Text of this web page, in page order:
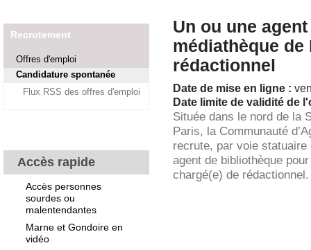
Recrutement
Offres d'emploi
Candidature spontanée
Flux RSS des offres d'emploi
Accès rapide
Accès personnes
sourdes ou
malentendantes
Marne et Gondoire en
vidéo
Un ou une
médiathèque
rédactionnel
Date de mise en ligne :
Date limite de validité de
Située dans le nord de la
Paris, la Communauté
recrute, par voie
agent de bibliothèque
chargé(e) de rédactionnel.